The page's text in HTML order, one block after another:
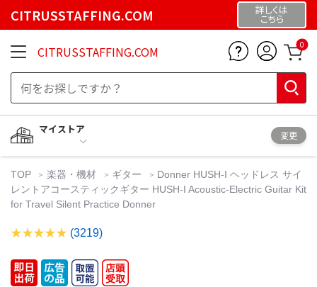
CITRUSSTAFFING.COM 詳しくは
こちら
CITRUSSTAFFING.COM 0
マイストア
変更
TOP 楽器・機材 ギター
Donner HUSH-I ヘッドレス サイ
レントアコースティックギター HUSH-I Acoustic-Electric Guitar Kit
for Travel Silent Practice Donner
(3219)